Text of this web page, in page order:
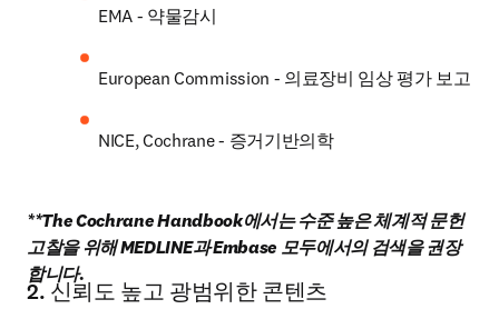
EMA - 약물감시
European Commission - 의료장비 임상 평가 보고
NICE, Cochrane - 증거기반의학
**The Cochrane Handbook에서는 수준 높은 체계적 문헌
고찰을 위해 MEDLINE과 Embase 모두에서의 검색을 권장
합니다.
2. 신뢰도 높고 광범위한 콘텐츠